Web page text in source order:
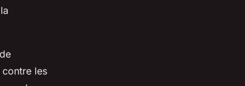
les